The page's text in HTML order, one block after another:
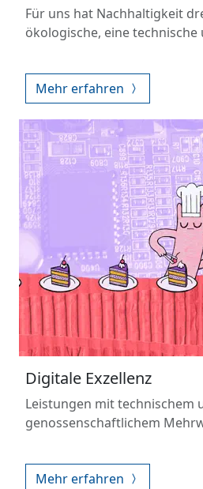
Für uns hat Nachhaltigkeit
ökologische, eine technische
Mehr erfahren
Digitale Exzellenz
Leistungen mit technischem
genossenschaftlichem
Mehr erfahren